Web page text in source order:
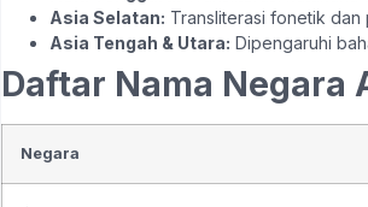
Asia Selatan: Transliterasi fonetik dan
Asia Tengah & Utara: Dipengaruhi
Daftar Nama Negara
Negara